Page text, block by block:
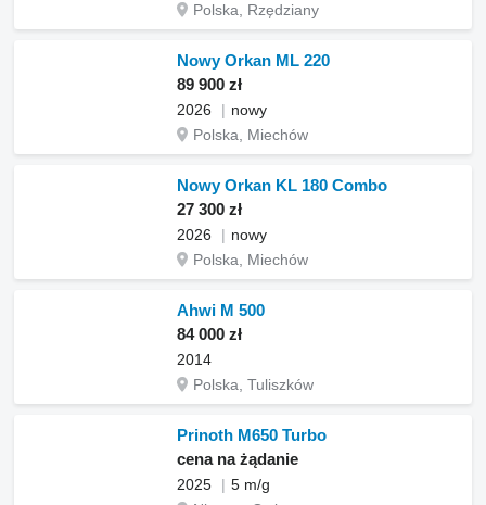
Polska, Rzędziany
Nowy Orkan ML 220
89 900 zł
2026
nowy
Polska, Miechów
Nowy Orkan KL 180 Combo
27 300 zł
2026
nowy
Polska, Miechów
Ahwi M 500
84 000 zł
2014
Polska, Tuliszków
Prinoth M650 Turbo
cena na żądanie
2025
5 m/g